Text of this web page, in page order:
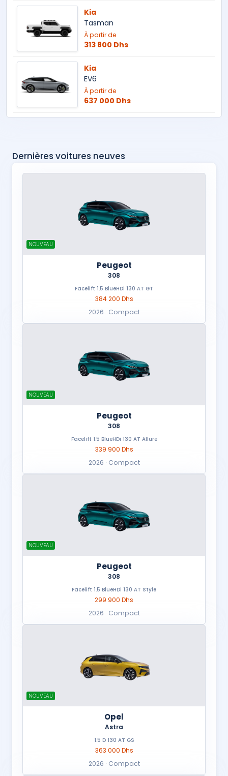
Kia
Tasman
À partir de
313 800 Dhs
Kia
EV6
À partir de
637 000 Dhs
Dernières voitures neuves
NOUVEAU
Peugeot
308
Facelift 1.5 BlueHDi 130 AT GT
384 200 Dhs
2026 · Compact
NOUVEAU
Peugeot
308
Facelift 1.5 BlueHDi 130 AT Allure
339 900 Dhs
2026 · Compact
NOUVEAU
Peugeot
308
Facelift 1.5 BlueHDi 130 AT Style
299 900 Dhs
2026 · Compact
NOUVEAU
Opel
Astra
1.5 D 130 AT GS
363 000 Dhs
2026 · Compact